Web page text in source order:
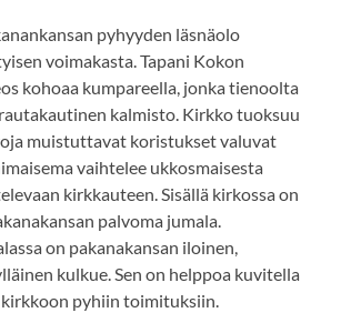
pyhyyden läsnäolo
voimakasta. Tapani Kokon
kohoaa kumpareella, jonka tienoolta
kalmisto. Kirkko tuoksuu
muistuttavat koristukset valuvat
vaihtelee ukkosmaisesta
kirkkauteen. Sisällä kirkossa on
palvoma jumala.
on pakanakansan iloinen,
kulkue. Sen on helppoa kuvitella
pyhiin toimituksiin.